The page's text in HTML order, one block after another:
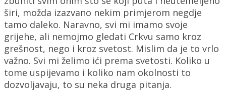
širi, možda izazvano nekim primjerom negdje
tamo daleko. Naravno, svi mi imamo svoje
grijehe, ali nemojmo gledati Crkvu samo kroz
grešnost, nego i kroz svetost. Mislim da je to vrlo
važno. Svi mi želimo ići prema svetosti. Koliko u
tome uspijevamo i koliko nam okolnosti to
dozvoljavaju, to su neka druga pitanja.